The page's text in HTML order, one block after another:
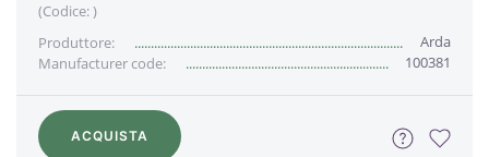
(Codice:)
Produttore:
Arda
Manufacturer code:
100381
ACQUISTA